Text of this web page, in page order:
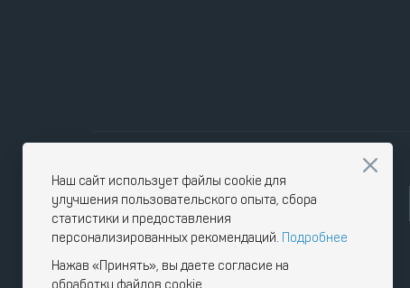
Наш сайт использует файлы cookie для
улучшения пользовательского опыта, сбора
статистики и предоставления
персонализированных рекомендаций. Подробнее
Нажав «Принять», вы даете согласие на
обработку файлов cookie.